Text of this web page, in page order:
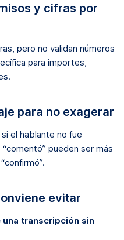
y cifras por
pero no validan números
para importes,
para no exagerar
el hablante no fue
“comentó” pueden ser más
evitar
transcripción sin